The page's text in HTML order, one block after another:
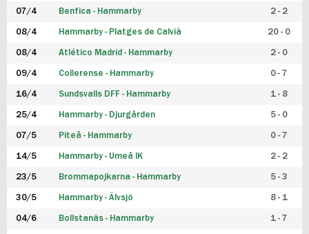
07/4 Benfica - Hammarby 2 - 2
08/4 Hammarby - Platges de Calvià 20 - 0
08/4 Atlético Madrid - Hammarby 2 - 0
09/4 Collerense - Hammarby 0 - 7
16/4 Sundsvalls DFF - Hammarby 1 - 8
25/4 Hammarby - Djurgården 5 - 0
07/5 Piteå - Hammarby 0 - 7
14/5 Hammarby - Umeå IK 2 - 2
23/5 Brommapojkarna - Hammarby 5 - 3
30/5 Hammarby - Älvsjö 8 - 1
04/6 Bollstanäs - Hammarby 1 - 7